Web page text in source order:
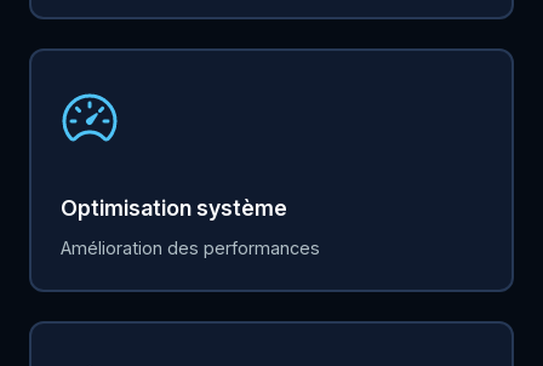
Optimisation système
Amélioration des performances